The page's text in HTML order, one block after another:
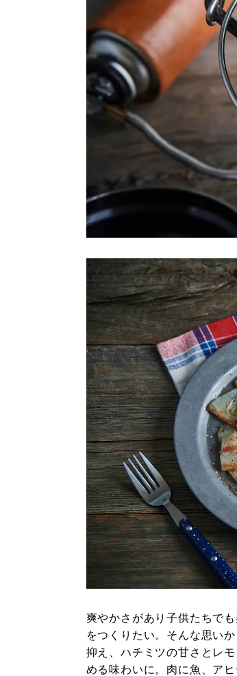
爽やかさがあり子供たちで
をつくりたい。そんな思い
抑え、ハチミツの甘さとレ
める味わいに。肉に魚、ア